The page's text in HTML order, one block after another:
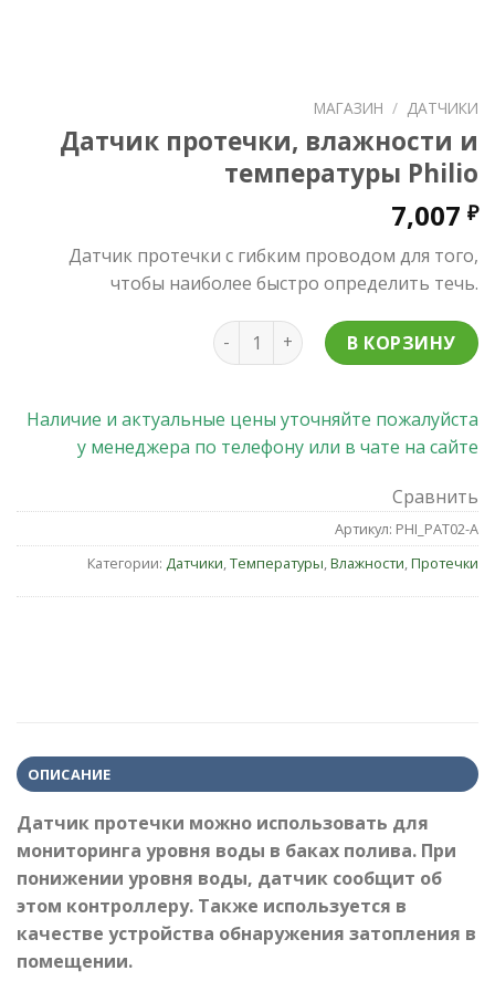
МАГАЗИН / ДАТЧИКИ
Датчик протечки, влажности и
температуры Philio
7,007 ₽
Датчик протечки c гибким проводом для того,
чтобы наиболее быстро определить течь.
Количество товара Датчик
В КОРЗИНУ
Наличие и актуальные цены уточняйте пожалуйста
у менеджера по телефону или в чате на сайте
Сравнить
Артикул: PHI_PAT02-A
Категории: Датчики,Температуры,Влажности,Протечки
ОПИСАНИЕ
Датчик протечки можно использовать для
мониторинга уровня воды в баках полива. При
понижении уровня воды, датчик сообщит об
этом контроллеру. Также используется в
качестве устройства обнаружения затопления в
помещении.